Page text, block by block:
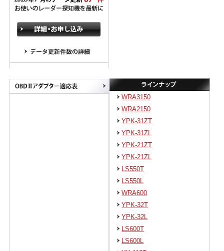
WRA3150
WRA2150
YPK-31ZT
YPK-31ZL
YPK-21ZT
YPK-21ZL
LS550T
LS550L
WRA600
YPK-32T
YPK-32L
LS600T
LS600L